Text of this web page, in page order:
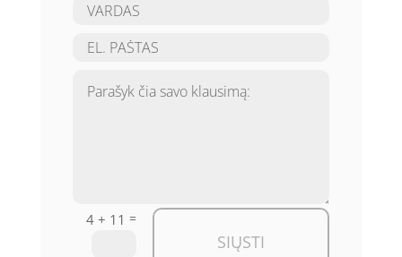
4 + 11 =
SIŲSTI